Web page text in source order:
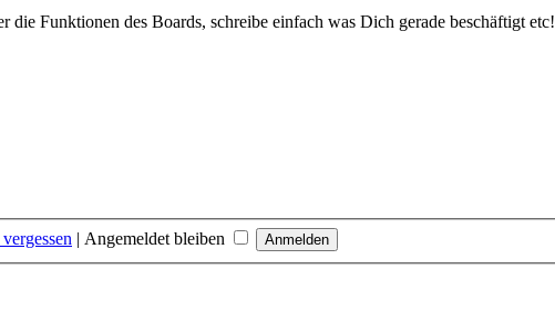
Funktionen des Boards, schreibe einfach was Dich gerade beschäftigt etc!
| Angemeldet bleiben